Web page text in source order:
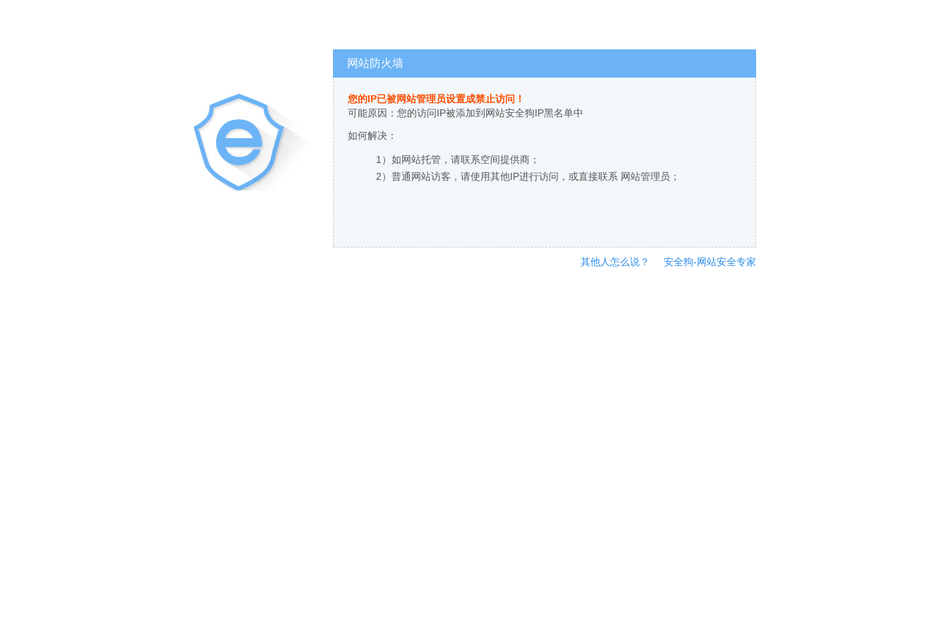
网站防火墙
您的IP已被网站管理员设置成禁止访问！
可能原因：您的访问IP被添加到网站安全狗IP黑名单中
如何解决：
1）如网站托管，请联系空间提供商；
2）普通网站访客，请使用其他IP进行访问，或直接联系 网站管理员；
其他人怎么说？ 安全狗-网站安全专家